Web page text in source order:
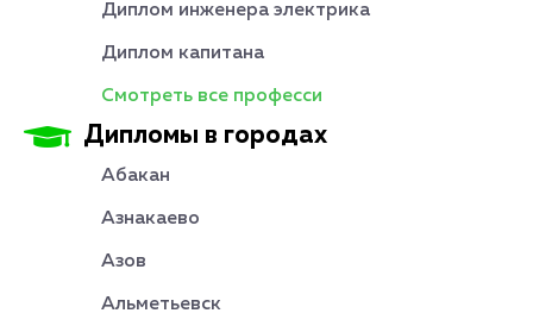
Диплом инженера электрика
Диплом капитана
Смотреть все професси
Дипломы в городах
Абакан
Азнакаево
Азов
Альметьевск